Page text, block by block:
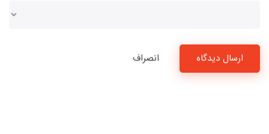
ارسال دیدگاه انصراف